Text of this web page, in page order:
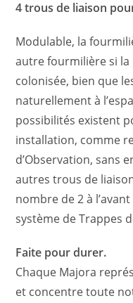
4 trous de liaison
Modulable, la
autre fourmilière si
colonisée, bien que
naturellement à
possibilités existent
installation, comme
d’Observation, sans
autres trous de
nombre de 2 à
système de Trappes
Faite pour durer.
Chaque Majora
et concentre toute